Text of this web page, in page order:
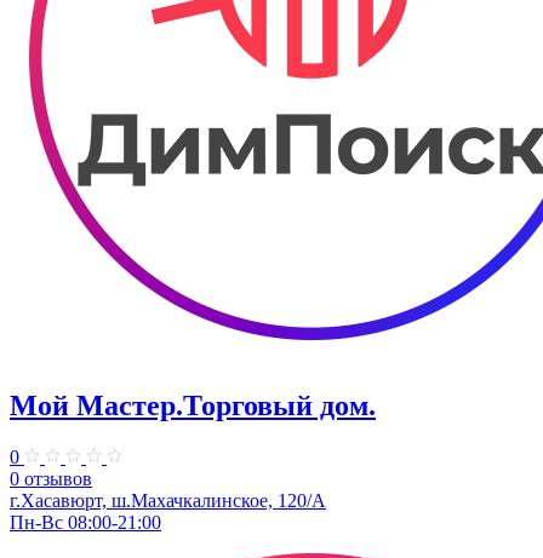
Мой Мастер.Торговый дом.
0
0 отзывов
г.Хасавюрт, ш.Махачкалинское, 120/А
Пн-Вс 08:00-21:00